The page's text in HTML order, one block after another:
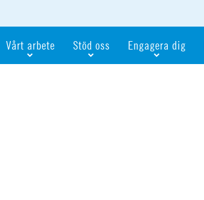
Vårt arbete Stöd oss Engagera dig